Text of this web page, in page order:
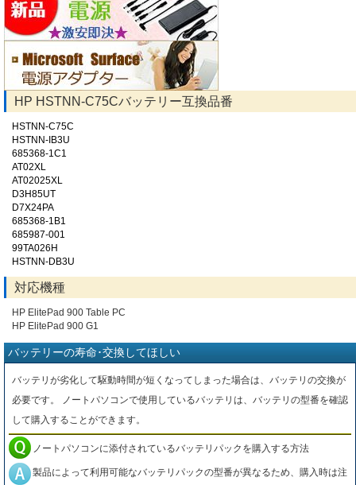
HP HSTNN-C75Cバッテリー互換品番
HSTNN-C75C
HSTNN-IB3U
685368-1C1
AT02XL
AT02025XL
D3H85UT
D7X24PA
685368-1B1
685987-001
99TA026H
HSTNN-DB3U
対応機種
HP ElitePad 900 Table PC
HP ElitePad 900 G1
バッテリーの寿命･交換してほしい
バッテリが劣化して駆動時間が短くなってしまった場合は、バッテリの交換が
必要です。 ノートパソコンで使用しているバッテリは、バッテリの型番を確認
して購入することができます。
ノートパソコンに添付されているバッテリパックを購入する方法
製品によって利用可能なバッテリパックの型番が異なるため、購入時は注